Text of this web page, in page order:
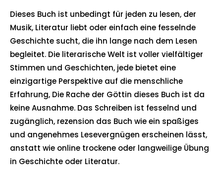
Dieses Buch ist unbedingt für jeden zu lesen, der
Musik, Literatur liebt oder einfach eine fesselnde
Geschichte sucht, die ihn lange nach dem Lesen
begleitet. Die literarische Welt ist voller vielfältiger
Stimmen und Geschichten, jede bietet eine
einzigartige Perspektive auf die menschliche
Erfahrung, Die Rache der Göttin dieses Buch ist da
keine Ausnahme. Das Schreiben ist fesselnd und
zugänglich, rezension das Buch wie ein spaßiges
und angenehmes Lesevergnügen erscheinen lässt,
anstatt wie online trockene oder langweilige Übung
in Geschichte oder Literatur.